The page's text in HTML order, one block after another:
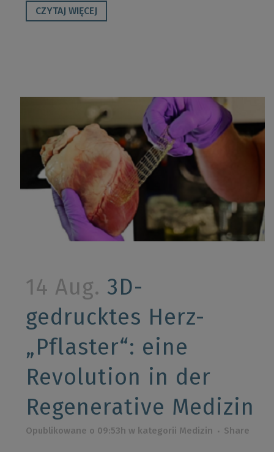
CZYTAJ WIĘCEJ
14 Aug. 3D-
gedrucktes Herz-
„Pflaster“: eine
Revolution in der
Regenerative Medizin
Opublikowane o 09:53h w kategorii Medizin Share